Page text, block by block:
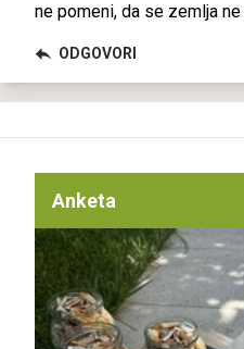
ne pomeni, da se zemlja
ODGOVORI
Anketa